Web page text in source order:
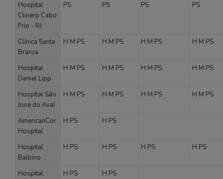
Hospital
Clinerp Cabo
Frio - RJ
PS PS PS PS
Clínica Santa
Branca
H M PS H M PS H M PS H M PS
Hospital
Daniel Lipp
H M PS H M PS H M PS H M PS
Hospital São
José do Avaí
H M PS H M PS H M PS H M PS
AmericanCor
Hospital
H PS H PS
Hospital
Balbino
H PS H PS H PS H PS
Hospital
H PS H PS